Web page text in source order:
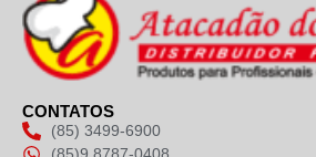
(85) 3499-6900
(85)9.8787-0408
CONTATOS